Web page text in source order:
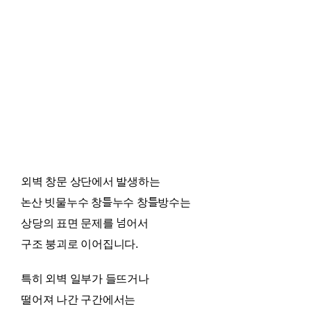
외벽 창문 상단에서 발생하는
논산 빗물누수 창틀누수 창틀방수는
상당의 표면 문제를 넘어서
구조 붕괴로 이어집니다.
특히 외벽 일부가 들뜨거나
떨어져 나간 구간에서는